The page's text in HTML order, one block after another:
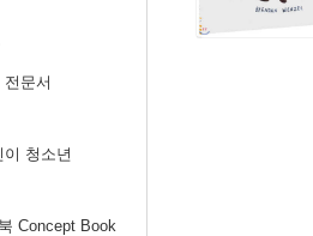
문서
이 청소년
Concept Book